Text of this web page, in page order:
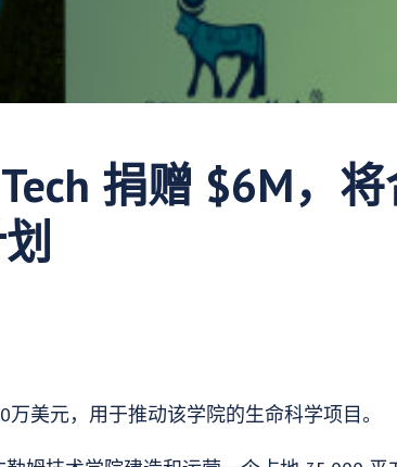
捐赠 $6M，
美元，用于推动该学院的生命科学项目。